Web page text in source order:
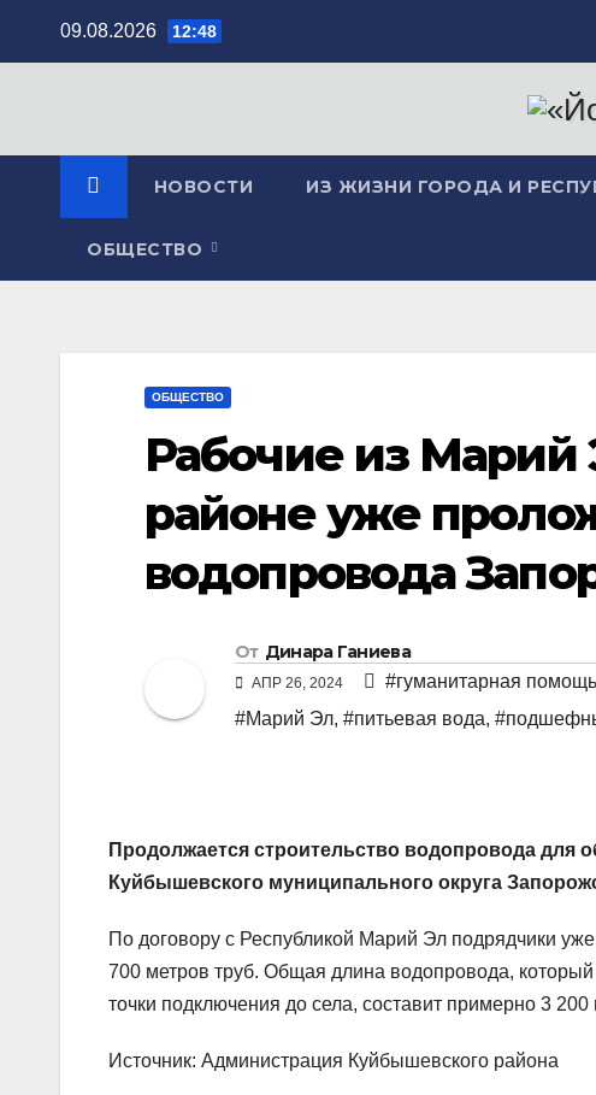
09.08.2026 12:48
НОВОСТИ ИЗ ЖИЗНИ ГОРОДА И
ОБЩЕСТВО
ОБЩЕСТВО
Рабочие из
районе уже
водопровода
От Динара Ганиева
АПР 26, 2024 #гуманитарная помощь
#Марий Эл, #питьевая вода,
Продолжается строительство водопровода для
Куйбышевского муниципального округа
По договору с Республикой Марий Эл подрядчики
700 метров труб. Общая длина водопровода,
точки подключения до села, составит примерно 3 200
Источник: Администрация Куйбышевского района